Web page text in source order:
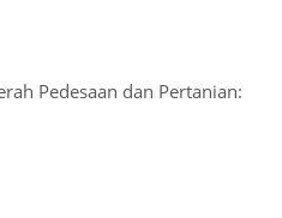
Pedesaan dan Pertanian: